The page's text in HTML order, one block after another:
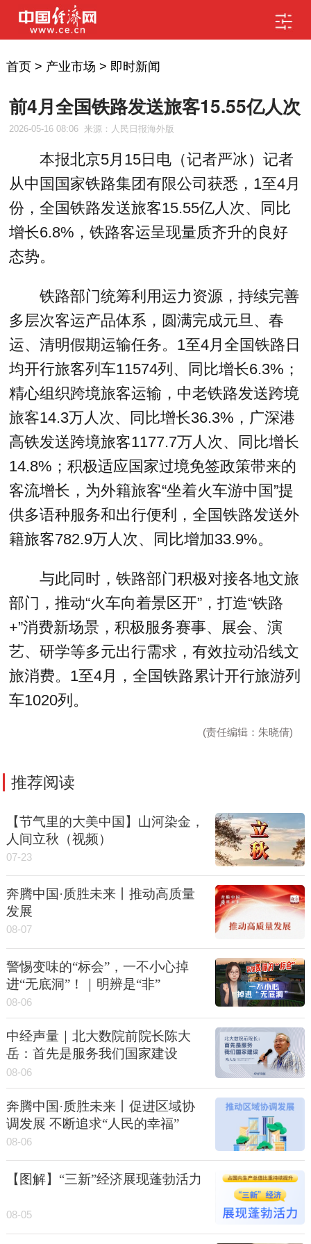
首页> 产业市场 > 即时新闻
前4月全国铁路发送旅客15.55亿人次
2026-05-16 08:06 来源：人民日报海外版
本报北京5月15日电（记者严冰）记者
从中国国家铁路集团有限公司获悉，1至4月
份，全国铁路发送旅客15.55亿人次、同比
增长6.8%，铁路客运呈现量质齐升的良好
态势。
铁路部门统筹利用运力资源，持续完善
多层次客运产品体系，圆满完成元旦、春
运、清明假期运输任务。1至4月全国铁路日
均开行旅客列车11574列、同比增长6.3%；
精心组织跨境旅客运输，中老铁路发送跨境
旅客14.3万人次、同比增长36.3%，广深港
高铁发送跨境旅客1177.7万人次、同比增长
14.8%；积极适应国家过境免签政策带来的
客流增长，为外籍旅客“坐着火车游中国”提
供多语种服务和出行便利，全国铁路发送外
籍旅客782.9万人次、同比增加33.9%。
与此同时，铁路部门积极对接各地文旅
部门，推动“火车向着景区开”，打造“铁路
+”消费新场景，积极服务赛事、展会、演
艺、研学等多元出行需求，有效拉动沿线文
旅消费。1至4月，全国铁路累计开行旅游列
车1020列。
(责任编辑：朱晓倩)
推荐阅读
【节气里的大美中国】山河染金，
人间立秋（视频）
07-23
奔腾中国·质胜未来丨推动高质量
发展
08-07
警惕变味的“标会”，一不小心掉
进“无底洞”！｜明辨是“非”
08-06
中经声量｜北大数院前院长陈大
岳：首先是服务我们国家建设
08-06
奔腾中国·质胜未来丨促进区域协
调发展 不断追求“人民的幸福”
08-06
【图解】“三新”经济展现蓬勃活力
08-05